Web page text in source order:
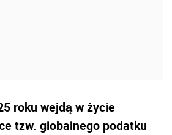
roku wejdą w życie
tzw. globalnego podatku